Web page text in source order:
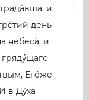
и
день
небесá, и
Егóже
в Ду́ха